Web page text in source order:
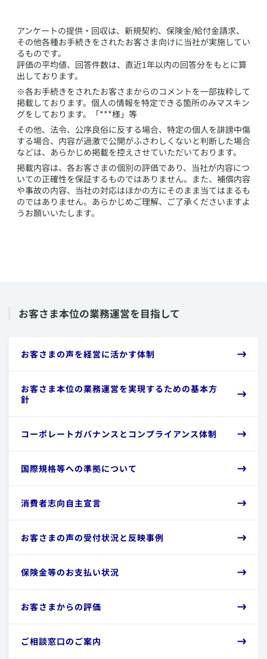
​アンケートの提供・回収は、新規契約、保険金/給付金請求、
その他各種お手続きをされたお客さま向けに当社が実施してい
るものです。
評価の平均値、回答件数は、直近1年以内の回答分をもとに算
出しております。
※各お手続きをされたお客さまからのコメントを一部抜粋して
掲載しております。個人の情報を特定できる箇所のみマスキン
グをしております。「***様」等
その他、法令、公序良俗に反する場合、特定の個人を誹謗中傷
する場合、内容が過激で公開がふさわしくないと判断した場合
などは、あらかじめ掲載を控えさせていただいております。
掲載内容は、各お客さまの個別の評価であり、当社が内容につ
いての正確性を保証するものではありません。また、補償内容
や事故の内容、当社の対応はほかの方にそのまま当てはまるも
のではありません。あらかじめご理解、ご了承くださいますよ
うお願いいたします。
​お客さま本位の業務運営を目指して
​お客さまの声を経営に活かす体制
​お客さま本位の業務運営を実現するための基本方
針
​コーポレートガバナンスとコンプライアンス体制
​国際規格等への準拠について
​消費者志向自主宣言
​お客さまの声の受付状況と反映事例
​保険金等のお支払い状況
​お客さまからの評価
​ご相談窓口のご案内